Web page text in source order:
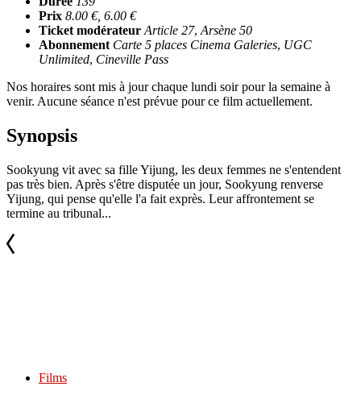
Prix 8.00 €, 6.00 €
Ticket modérateur Article 27, Arsène 50
Abonnement Carte 5 places Cinema Galeries, UGC
Unlimited, Cineville Pass
Nos horaires sont mis à jour chaque lundi soir pour la semaine à
venir. Aucune séance n'est prévue pour ce film actuellement.
Synopsis
Sookyung vit avec sa fille Yijung, les deux femmes ne s'entendent
pas très bien. Après s'être disputée un jour, Sookyung renverse
Yijung, qui pense qu'elle l'a fait exprès. Leur affrontement se
termine au tribunal...
Films